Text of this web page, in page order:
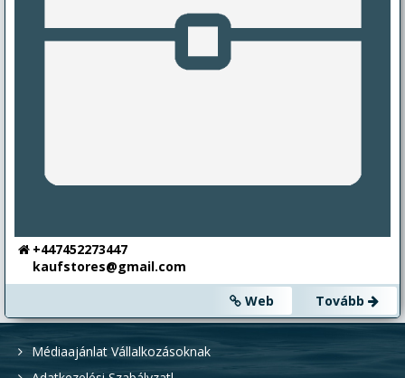
+447452273447
kaufstores@gmail.com
Web
Tovább
Médiaajánlat Vállalkozásoknak